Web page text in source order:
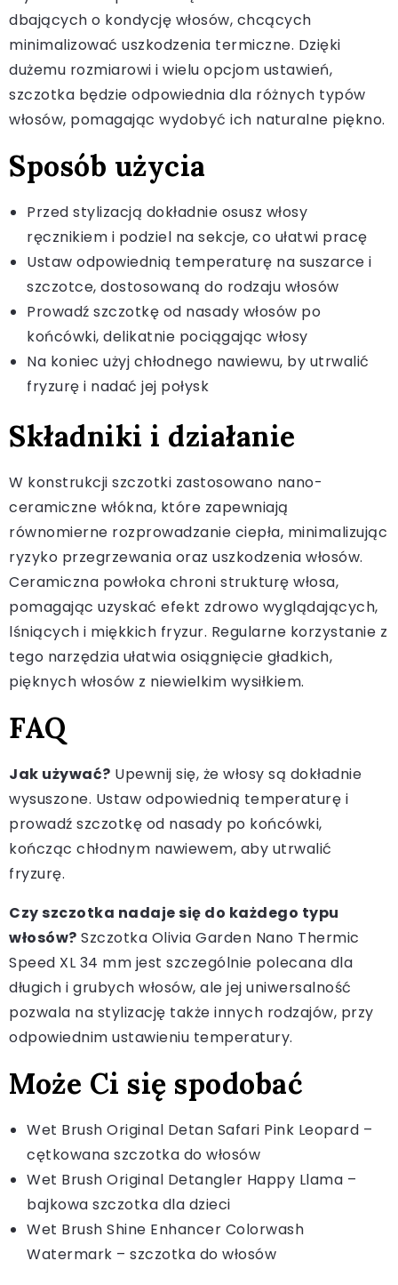
dbających o kondycję włosów, chcących
minimalizować uszkodzenia termiczne. Dzięki
dużemu rozmiarowi i wielu opcjom ustawień,
szczotka będzie odpowiednia dla różnych typów
włosów, pomagając wydobyć ich naturalne piękno.
Sposób użycia
Przed stylizacją dokładnie osusz włosy
ręcznikiem i podziel na sekcje, co ułatwi pracę
Ustaw odpowiednią temperaturę na suszarce i
szczotce, dostosowaną do rodzaju włosów
Prowadź szczotkę od nasady włosów po
końcówki, delikatnie pociągając włosy
Na koniec użyj chłodnego nawiewu, by utrwalić
fryzurę i nadać jej połysk
Składniki i działanie
W konstrukcji szczotki zastosowano nano-
ceramiczne włókna, które zapewniają
równomierne rozprowadzanie ciepła, minimalizując
ryzyko przegrzewania oraz uszkodzenia włosów.
Ceramiczna powłoka chroni strukturę włosa,
pomagając uzyskać efekt zdrowo wyglądających,
lśniących i miękkich fryzur. Regularne korzystanie z
tego narzędzia ułatwia osiągnięcie gładkich,
pięknych włosów z niewielkim wysiłkiem.
FAQ
Jak używać? Upewnij się, że włosy są dokładnie
wysuszone. Ustaw odpowiednią temperaturę i
prowadź szczotkę od nasady po końcówki,
kończąc chłodnym nawiewem, aby utrwalić
fryzurę.
Czy szczotka nadaje się do każdego typu
włosów? Szczotka Olivia Garden Nano Thermic
Speed XL 34 mm jest szczególnie polecana dla
długich i grubych włosów, ale jej uniwersalność
pozwala na stylizację także innych rodzajów, przy
odpowiednim ustawieniu temperatury.
Może Ci się spodobać
Wet Brush Original Detan Safari Pink Leopard –
cętkowana szczotka do włosów
Wet Brush Original Detangler Happy Llama –
bajkowa szczotka dla dzieci
Wet Brush Shine Enhancer Colorwash
Watermark – szczotka do włosów